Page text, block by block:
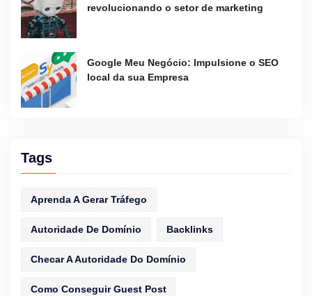
revolucionando o setor de marketing
Google Meu Negócio: Impulsione o SEO
local da sua Empresa
Tags
Aprenda A Gerar Tráfego
Autoridade De Domínio Backlinks
Checar A Autoridade Do Domínio
Como Conseguir Guest Post